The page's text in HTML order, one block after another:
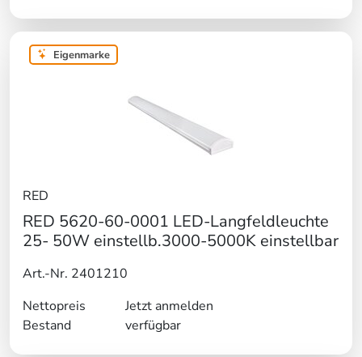
Eigenmarke
RED
RED 5620-60-0001 LED-Langfeldleuchte
25- 50W einstellb.3000-5000K einstellbar
Art.-Nr. 2401210
Nettopreis
Jetzt anmelden
Bestand
verfügbar